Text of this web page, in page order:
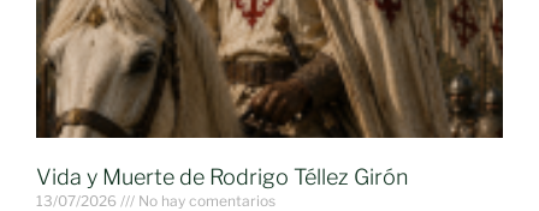
Vida y Muerte de Rodrigo Téllez Girón
13/07/2026 No hay comentarios